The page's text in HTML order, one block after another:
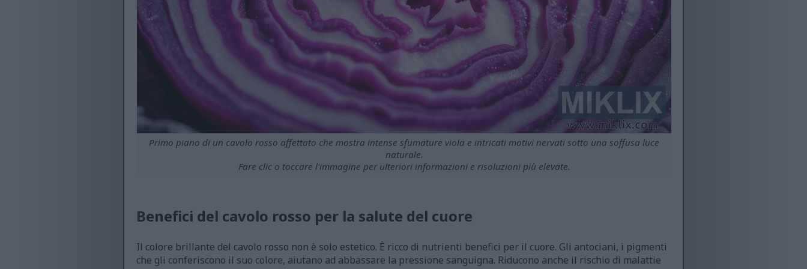
Primo piano di un cavolo rosso affettato che mostra intense sfumature viola e intricati motivi nervati sotto una soffusa luce
naturale.
Fare clic o toccare l'immagine per ulteriori informazioni e risoluzioni più elevate.
Benefici del cavolo rosso per la salute del cuore
Il colore brillante del cavolo rosso non è solo estetico. È ricco di nutrienti benefici per il cuore. Gli antociani, i pigmenti
che gli conferiscono il suo colore, aiutano ad abbassare la pressione sanguigna. Riducono anche il rischio di malattie